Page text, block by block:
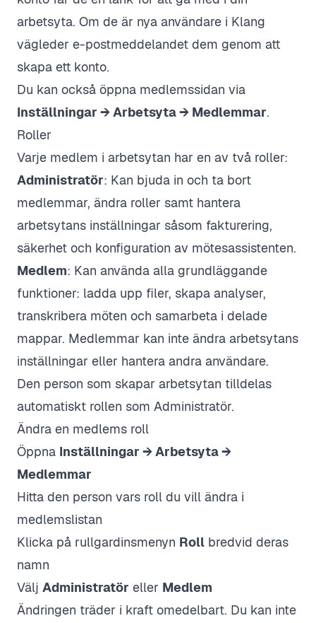
arbetsyta. Om de är nya användare i Klang
vägleder e-postmeddelandet dem genom att
skapa ett konto.
Du kan också öppna medlemssidan via
Inställningar → Arbetsyta → Medlemmar.
Roller
Varje medlem i arbetsytan har en av två roller:
Administratör: Kan bjuda in och ta bort
medlemmar, ändra roller samt hantera
arbetsytans inställningar såsom fakturering,
säkerhet och konfiguration av mötesassistenten.
Medlem: Kan använda alla grundläggande
funktioner: ladda upp filer, skapa analyser,
transkribera möten och samarbeta i delade
mappar. Medlemmar kan inte ändra arbetsytans
inställningar eller hantera andra användare.
Den person som skapar arbetsytan tilldelas
automatiskt rollen som Administratör.
Ändra en medlems roll
Öppna Inställningar → Arbetsyta →
Medlemmar
Hitta den person vars roll du vill ändra i
medlemslistan
Klicka på rullgardinsmenyn Roll bredvid deras
namn
Välj Administratör eller Medlem
Ändringen träder i kraft omedelbart. Du kan inte